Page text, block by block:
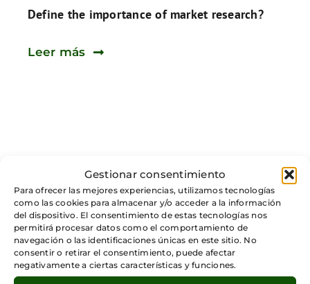
Gestionar consentimiento
Para ofrecer las mejores experiencias, utilizamos tecnologías
como las cookies para almacenar y/o acceder a la información
del dispositivo. El consentimiento de estas tecnologías nos
permitirá procesar datos como el comportamiento de
navegación o las identificaciones únicas en este sitio. No
consentir o retirar el consentimiento, puede afectar
negativamente a ciertas características y funciones.
Define the importance of market research?
Leer más
What’s the importance of a business plan?
Leer más